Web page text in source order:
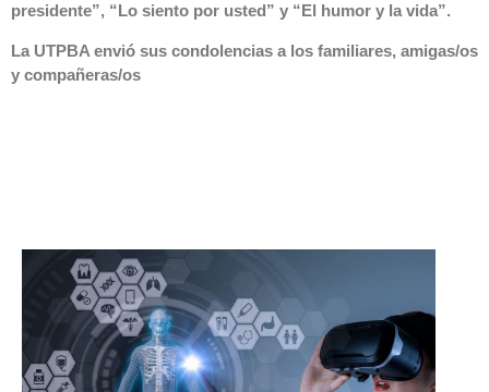
presidente”, “Lo siento por usted” y “El humor y la vida”.
La UTPBA envió sus condolencias a los familiares, amigas/os
y compañeras/os